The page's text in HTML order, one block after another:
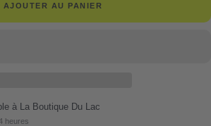
AJOUTER AU PANIER
à La Boutique Du Lac
heures